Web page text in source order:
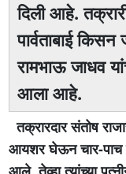
दिली आहे.
पार्वताबाई
रामभाऊ जाधव
आला आहे.
तक्रारदार संतोष
आयशर घेऊन चार-पाच